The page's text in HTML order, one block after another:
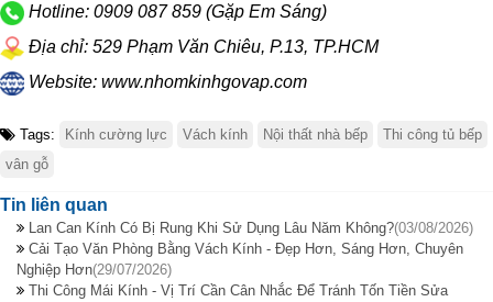
Hotline: 0909 087 859 (Gặp Em Sáng)
Địa chỉ: 529 Phạm Văn Chiêu, P.13, TP.HCM
Website: www.nhomkinhgovap.com
Tags: Kính cường lực Vách kính Nội thất nhà bếp
Thi công tủ bếp
vân gỗ
Tin liên quan
Lan Can Kính Có Bị Rung Khi Sử Dụng Lâu Năm Không?(03/08/2026)
Cải Tạo Văn Phòng Bằng Vách Kính - Đẹp Hơn, Sáng Hơn, Chuyên
Nghiệp Hơn(29/07/2026)
Thi Công Mái Kính - Vị Trí Cần Cân Nhắc Để Tránh Tốn Tiền Sửa